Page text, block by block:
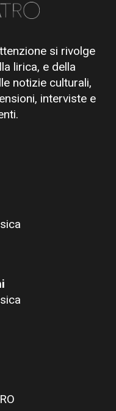
si rivolge
lirica, e della
notizie culturali,
interviste e